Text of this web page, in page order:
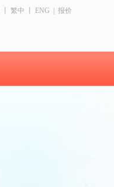
繁中 ENG 报价